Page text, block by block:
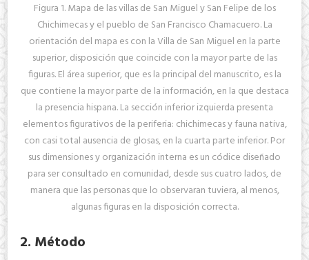
Figura 1. Mapa de las villas de San Miguel y San Felipe de los
Chichimecas y el pueblo de San Francisco Chamacuero. La
orientación del mapa es con la Villa de San Miguel en la parte
superior, disposición que coincide con la mayor parte de las
figuras. El área superior, que es la principal del manuscrito, es la
que contiene la mayor parte de la información, en la que destaca
la presencia hispana. La sección inferior izquierda presenta
elementos figurativos de la periferia: chichimecas y fauna nativa,
con casi total ausencia de glosas, en la cuarta parte inferior. Por
sus dimensiones y organización interna es un códice diseñado
para ser consultado en comunidad, desde sus cuatro lados, de
manera que las personas que lo observaran tuviera, al menos,
algunas figuras en la disposición correcta.
2. Método